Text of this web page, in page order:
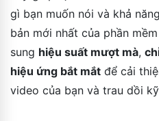
gì bạn muốn nói và khả
bản mới nhất của phần
sung hiệu suất mượt mà,
hiệu ứng bắt mắt để cải
video của bạn và trau dồi